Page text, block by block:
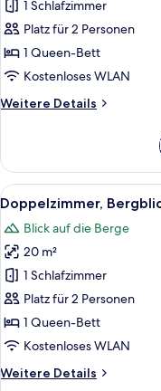
Standard-
Doppelzimmer
anzeigen
1 Schlafzimmer
Platz für 2 Personen
1 Queen-Bett
Kostenloses WLAN
Weitere Details
Weitere
Doppelzimmer
Alle
Fotos
für
Doppelzimmer,
Bergblick
anzeigen
6
Doppelzimmer,
Blick auf die Berge
20 m²
1 Schlafzimmer
Platz für 2 Personen
1 Queen-Bett
Kostenloses WLAN
Weitere Details
Weitere